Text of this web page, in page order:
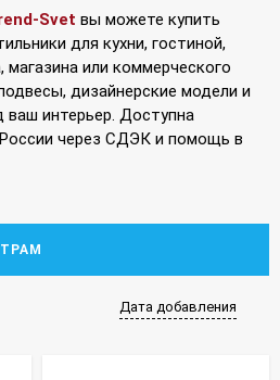
Svet вы можете купить
для кухни, гостиной,
магазина или коммерческого
дизайнерские модели и
ваш интерьер. Доступна
через СДЭК и помощь в
Дата добавления